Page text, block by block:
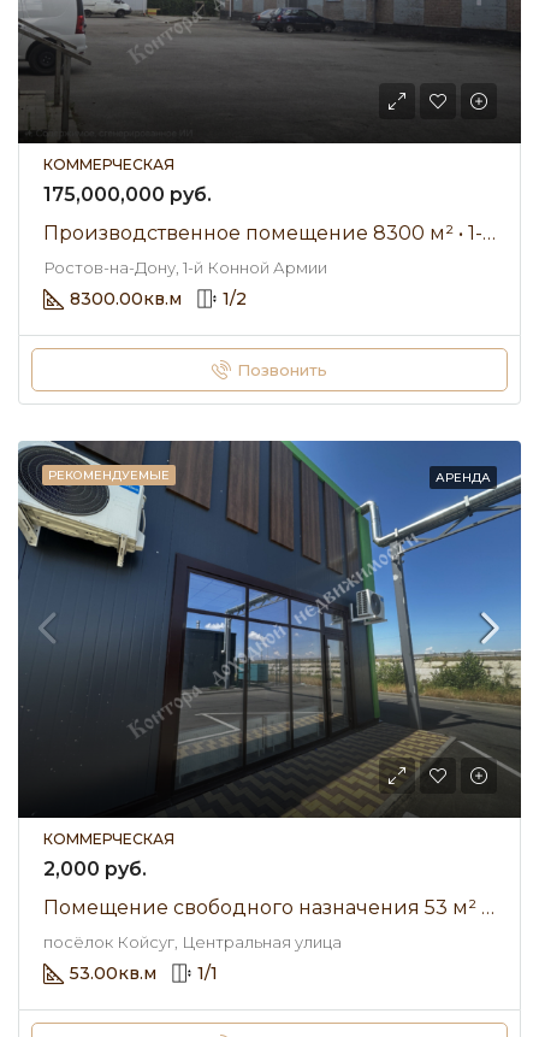
КОММЕРЧЕСКАЯ
175,000,000 руб.
Производственное помещение 8300 м² • 1-й Конной Армии • Продажа
Ростов-на-Дону, 1-й Конной Армии
8300.00кв.м 1/2
Позвонить
РЕКОМЕНДУЕМЫЕ АРЕНДА
КОММЕРЧЕСКАЯ
2,000 руб.
Помещение свободного назначения 53 м² • Центральная улица • Аренда 2 000 ₽/мес
посёлок Койсуг, Центральная улица
53.00кв.м 1/1